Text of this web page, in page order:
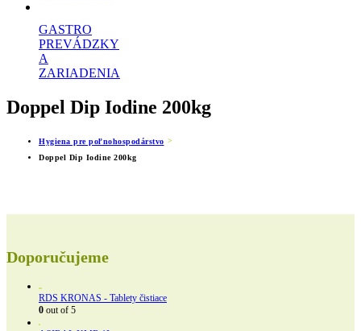
GASTRO
PREVÁDZKY
A
ZARIADENIA
Doppel Dip Iodine 200kg
Hygiena pre poľnohospodárstvo
Doppel Dip Iodine 200kg
Doporučujeme
RDS KRONAS - Tablety čistiace
0 out of 5